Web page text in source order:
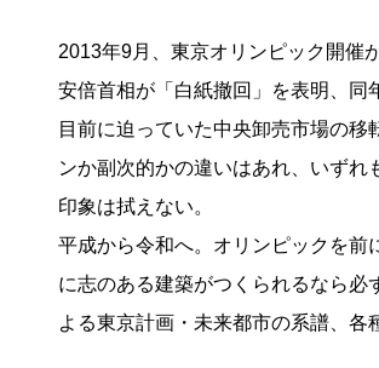
2013年9月、東京オリンピック開催
安倍首相が「白紙撤回」を表明、同
目前に迫っていた中央卸売市場の
ンか副次的かの違いはあれ、いず
印象は拭えない。
平成から令和へ。オリンピックを
に志のある建築がつくられるなら
よる東京計画・未来都市の系譜、各